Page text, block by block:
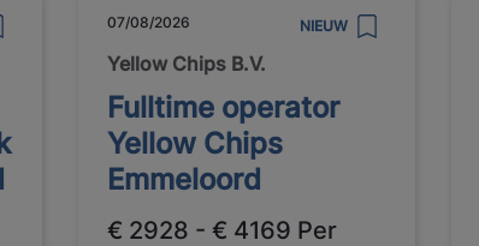
07/08/2026 NIEUW
Yellow Chips B.V.
Fulltime operator
Yellow Chips
Emmeloord
€ 2928 - € 4169 Per